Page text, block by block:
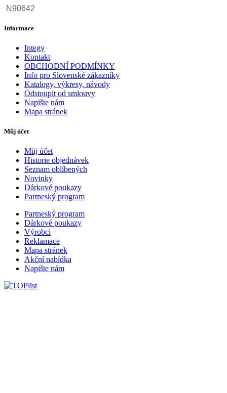
N90642
Informace
Integy
Kontakt
OBCHODNÍ PODMÍNKY
Info pro Slovenské zákazníky
Katalogy, výkresy, návody
Odstoupit od smlouvy
Napište nám
Mapa stránek
Můj účet
Můj účet
Historie objednávek
Seznam oblíbených
Novinky
Dárkové poukazy
Partneský program
Partneský program
Dárkové poukazy
Výrobci
Reklamace
Mapa stránek
Akční nabídka
Napište nám